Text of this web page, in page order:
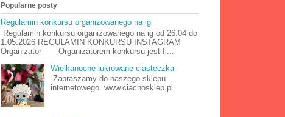
Popularne posty
Regulamin konkursu organizowanego na ig
Regulamin konkursu organizowanego na ig od 26.04 do
1.05.2026 REGULAMIN KONKURSU INSTAGRAM
Organizator Organizatorem konkursu jest fi...
Wielkanocne lukrowane ciasteczka
Zapraszamy do naszego sklepu
internetowego www.ciachosklep.pl